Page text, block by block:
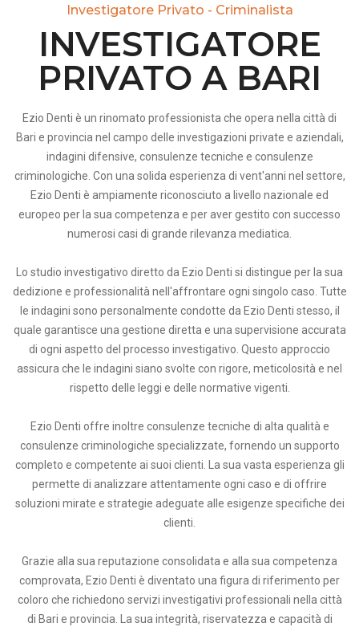
Investigatore Privato - Criminalista
INVESTIGATORE
PRIVATO A BARI
Ezio Denti è un rinomato professionista che opera nella città di
Bari e provincia nel campo delle investigazioni private e aziendali,
indagini difensive, consulenze tecniche e consulenze
criminologiche. Con una solida esperienza di vent'anni nel settore,
Ezio Denti è ampiamente riconosciuto a livello nazionale ed
europeo per la sua competenza e per aver gestito con successo
numerosi casi di grande rilevanza mediatica.
Lo studio investigativo diretto da Ezio Denti si distingue per la sua
dedizione e professionalità nell'affrontare ogni singolo caso. Tutte
le indagini sono personalmente condotte da Ezio Denti stesso, il
quale garantisce una gestione diretta e una supervisione accurata
di ogni aspetto del processo investigativo. Questo approccio
assicura che le indagini siano svolte con rigore, meticolosità e nel
rispetto delle leggi e delle normative vigenti.
Ezio Denti offre inoltre consulenze tecniche di alta qualità e
consulenze criminologiche specializzate, fornendo un supporto
completo e competente ai suoi clienti. La sua vasta esperienza gli
permette di analizzare attentamente ogni caso e di offrire
soluzioni mirate e strategie adeguate alle esigenze specifiche dei
clienti.
Grazie alla sua reputazione consolidata e alla sua competenza
comprovata, Ezio Denti è diventato una figura di riferimento per
coloro che richiedono servizi investigativi professionali nella città
di Bari e provincia. La sua integrità, riservatezza e capacità di